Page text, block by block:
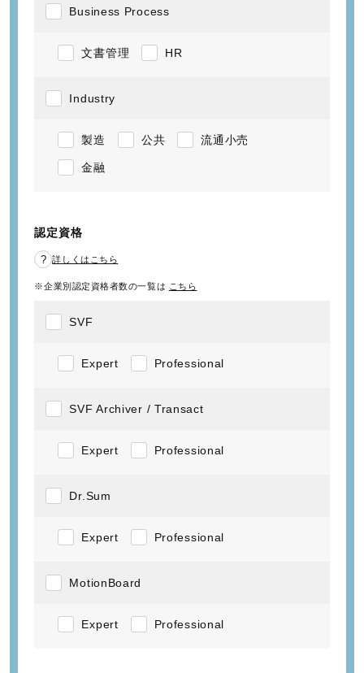
Business Process
文書管理 HR
Industry
製造 公共 流通小売
金融
認定資格
詳しくはこちら
※企業別認定資格者数の一覧は こちら
SVF
Expert Professional
SVF Archiver / Transact
Expert Professional
Dr.Sum
Expert Professional
MotionBoard
Expert Professional